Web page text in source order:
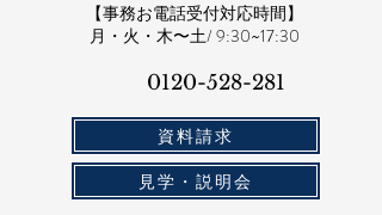
【事務お電話受付対応時間】
​月・火・木〜土/ 9:30~17:30
0120-528-281​
資料請求
見学・説明会